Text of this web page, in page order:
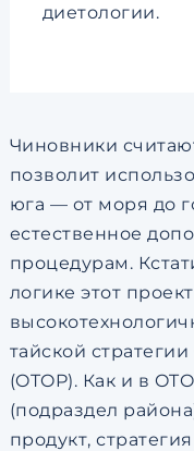
диетологии.
Чиновники
позволит
юга — от моря до
естественное
процедурам.
логике этот
тайской
(OTOP). Как и в
(подраздел
продукт,